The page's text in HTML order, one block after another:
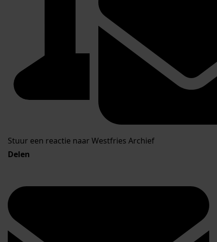
Stuur een reactie naar Westfries Archief
Delen